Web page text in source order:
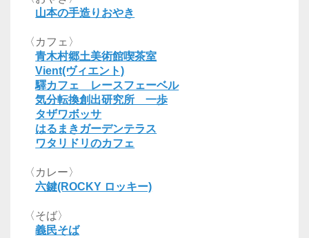
山本の手造りおやき
〈カフェ〉
青木村郷土美術館喫茶室
Vient(ヴィエント)
驛カフェ レースフェーベル
気分転換創出研究所 一歩
タザワボッサ
はるまきガーデンテラス
ワタリドリのカフェ
〈カレー〉
六鍵(ROCKY ロッキー)
〈そば〉
義民そば